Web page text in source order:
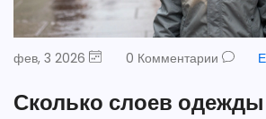
фев, 3 2026 0 Комментарии
Сколько слоев